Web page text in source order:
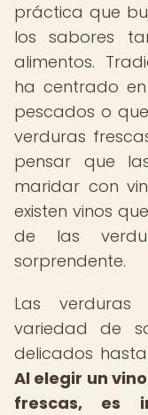
práctica que
los sabores
alimentos.
ha centrado
pescados o
verduras
pensar que
maridar con
existen vinos
de las
sorprendente.
Las
variedad de
delicados
Al elegir un
frescas, es